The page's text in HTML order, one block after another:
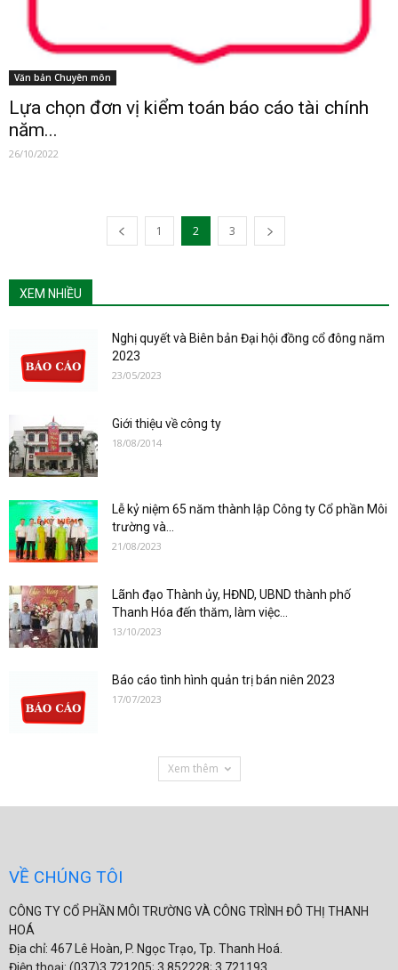
Văn bản Chuyên môn
Lựa chọn đơn vị kiểm toán báo cáo tài chính
năm...
26/10/2022
1 2 3
XEM NHIỀU
Nghị quyết và Biên bản Đại hội đồng cổ đông năm
2023
23/05/2023
Giới thiệu về công ty
18/08/2014
Lễ kỷ niệm 65 năm thành lập Công ty Cổ phần Môi
trường và...
21/08/2023
Lãnh đạo Thành ủy, HĐND, UBND thành phố
Thanh Hóa đến thăm, làm việc...
13/10/2023
Báo cáo tình hình quản trị bán niên 2023
17/07/2023
Xem thêm
VỀ CHÚNG TÔI
CÔNG TY CỔ PHẦN MÔI TRƯỜNG VÀ CÔNG TRÌNH ĐÔ THỊ THANH
HOÁ
Địa chỉ: 467 Lê Hoàn, P. Ngọc Trạo, Tp. Thanh Hoá.
Điện thoại: (037)3.721205; 3.852228; 3.721193